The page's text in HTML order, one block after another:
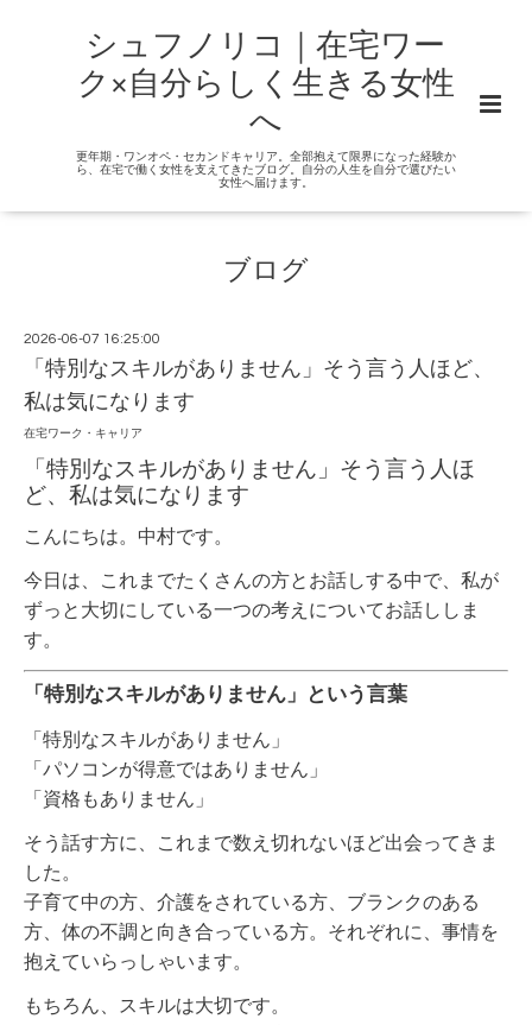
シュフノリコ｜在宅ワー
ク×自分らしく生きる女性
へ
更年期・ワンオペ・セカンドキャリア。全部抱えて限界になった経験か
ら、在宅で働く女性を支えてきたブログ。自分の人生を自分で選びたい
女性へ届けます。
ブログ
2026-06-07 16:25:00
「特別なスキルがありません」そう言う人ほど、
私は気になります
在宅ワーク・キャリア
「特別なスキルがありません」そう言う人ほ
ど、私は気になります
こんにちは。中村です。
今日は、これまでたくさんの方とお話しする中で、私が
ずっと大切にしている一つの考えについてお話ししま
す。
「特別なスキルがありません」という言葉
「特別なスキルがありません」
「パソコンが得意ではありません」
「資格もありません」
そう話す方に、これまで数え切れないほど出会ってきま
した。
子育て中の方、介護をされている方、ブランクのある
方、体の不調と向き合っている方。それぞれに、事情を
抱えていらっしゃいます。
もちろん、スキルは大切です。